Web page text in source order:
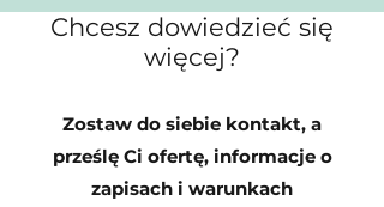
Chcesz dowiedzieć się
więcej?
Zostaw do siebie kontakt, a
prześlę Ci ofertę, informacje o
zapisach i warunkach